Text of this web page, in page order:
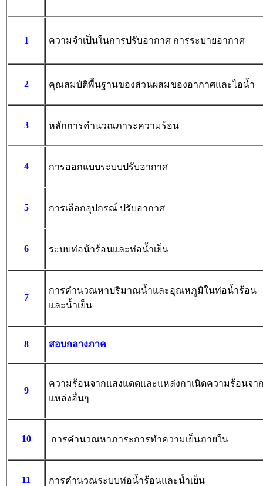
1 ความจำเป็นในการปรับอากาศ การระบายอากาศ
2 คุณสมบัติพื้นฐานของส่วนผสมของอากาศและไอน้ำ
3 หลักการคำนวณภาระความร้อน
4 การออกแบบระบบปรับอากาศ
5 การเลือกอุปกรณ์ ปรับอากาศ
6 ระบบท่อน้าร้อนและท่อน้ำเย็น
7
การคำนวณหาปริมาณน้ำและอุณหภูมิในท่อน้ำร้อน
และน้ำเย็น
8 สอบกลางภาค
9
ความร้อนจากแสงแดดและแหล่งกาเนิดความร้อนจา
แหล่งอื่นๆ
10 การคำนวณหาภาระการทำความเย็นภายใน
11 การคำนวณระบบท่อน้ำร้อนและน้ำเย็น